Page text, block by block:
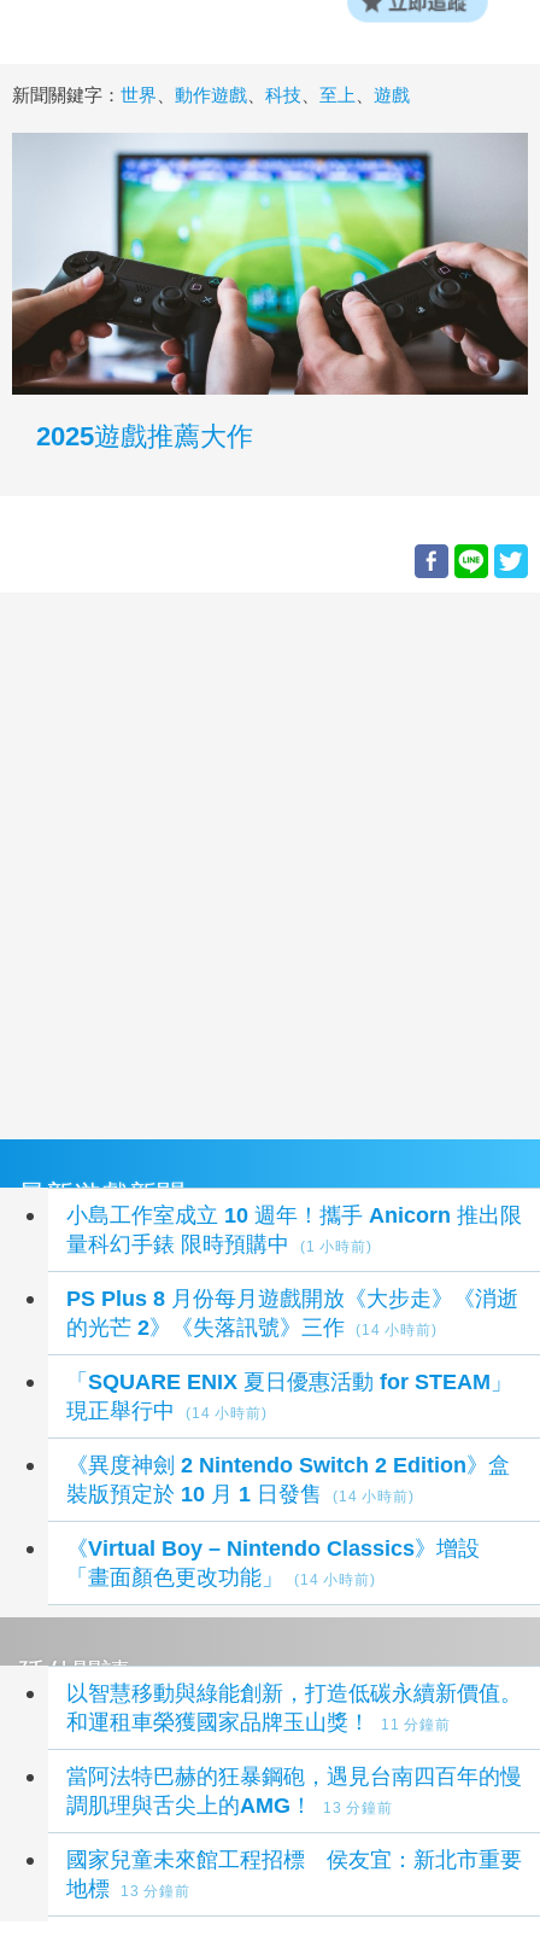
新聞關鍵字： 世界 動作遊戲 科技 至上 遊戲
2025遊戲推薦大作
最新遊戲新聞
小島工作室成立 10 週年！攜手 Anicorn 推出限
量科幻手錶 限時預購中
(1 小時前)
PS Plus 8 月份每月遊戲開放《大步走》《消逝
的光芒 2》《失落訊號》三作
(14 小時前)
「SQUARE ENIX 夏日優惠活動 for STEAM」
現正舉行中
(14 小時前)
《異度神劍 2 Nintendo Switch 2 Edition》盒
裝版預定於 10 月 1 日發售
(14 小時前)
《Virtual Boy – Nintendo Classics》增設
「畫面顏色更改功能」
(14 小時前)
延伸閱讀
以智慧移動與綠能創新，打造低碳永續新價值。
和運租車榮獲國家品牌玉山獎！
11 分鐘前
當阿法特巴赫的狂暴鋼砲，遇見台南四百年的慢
調肌理與舌尖上的AMG！
13 分鐘前
國家兒童未來館工程招標 侯友宜：新北市重要
地標
13 分鐘前